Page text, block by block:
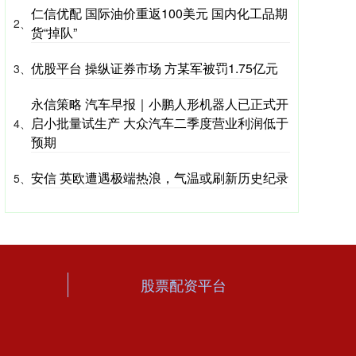
2、
仁信优配 国际油价重返100美元 国内化工品期
货“掉队”
3、 优股平台 操纵证券市场 方某军被罚1.75亿元
4、
永信策略 汽车早报｜小鹏人形机器人已正式开
启小批量试生产 大众汽车二季度营业利润低于
预期
5、 安信 英欧遭遇极端热浪，气温或刷新历史纪录
股票配资平台